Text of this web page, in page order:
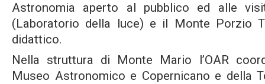
Astronomia aperto al pubblico ed alle
(Laboratorio della luce) e il Monte Porzio
didattico.
Nella struttura di Monte Mario l’OAR
Museo Astronomico e Copernicano e della